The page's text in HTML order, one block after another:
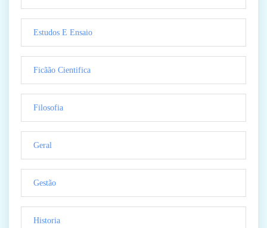
Estudos E Ensaio
Ficãão Cientifica
Filosofia
Geral
Gestão
Historia